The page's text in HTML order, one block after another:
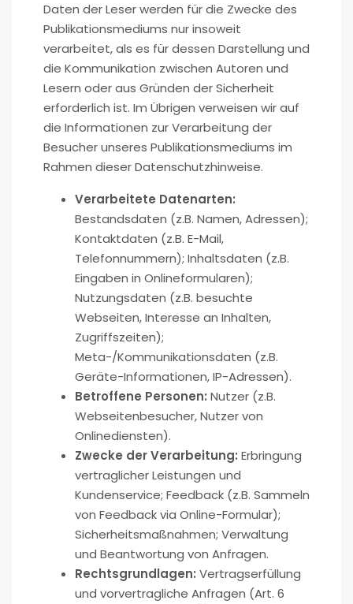
Daten der Leser werden für die Zwecke des
Publikationsmediums nur insoweit
verarbeitet, als es für dessen Darstellung und
die Kommunikation zwischen Autoren und
Lesern oder aus Gründen der Sicherheit
erforderlich ist. Im Übrigen verweisen wir auf
die Informationen zur Verarbeitung der
Besucher unseres Publikationsmediums im
Rahmen dieser Datenschutzhinweise.
Verarbeitete Datenarten:
Bestandsdaten (z.B. Namen, Adressen);
Kontaktdaten (z.B. E-Mail,
Telefonnummern); Inhaltsdaten (z.B.
Eingaben in Onlineformularen);
Nutzungsdaten (z.B. besuchte
Webseiten, Interesse an Inhalten,
Zugriffszeiten);
Meta-/Kommunikationsdaten (z.B.
Geräte-Informationen, IP-Adressen).
Betroffene Personen: Nutzer (z.B.
Webseitenbesucher, Nutzer von
Onlinediensten).
Zwecke der Verarbeitung: Erbringung
vertraglicher Leistungen und
Kundenservice; Feedback (z.B. Sammeln
von Feedback via Online-Formular);
Sicherheitsmaßnahmen; Verwaltung
und Beantwortung von Anfragen.
Rechtsgrundlagen: Vertragserfüllung
und vorvertragliche Anfragen (Art. 6